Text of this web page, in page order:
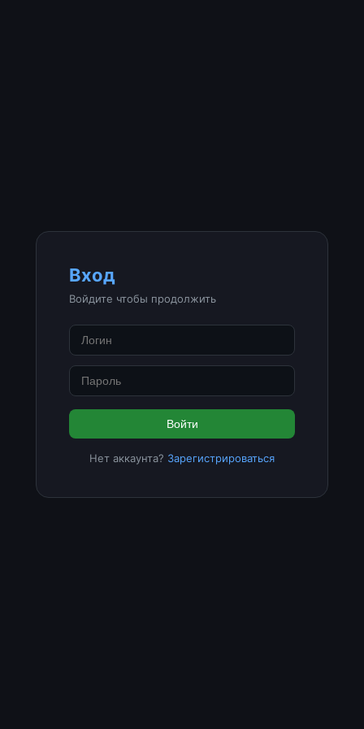
Вход
Войдите чтобы продолжить
Войти
Нет аккаунта? Зарегистрироваться